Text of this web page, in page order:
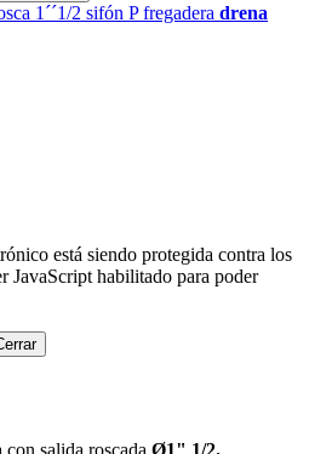
1´´1/2 sifón P fregadera drena
está siendo protegida contra los
JavaScript habilitado para poder